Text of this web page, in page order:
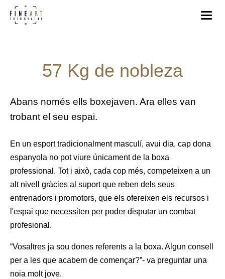
57 Kg de nobleza
Abans només ells boxejaven. Ara elles van
trobant el seu espai.
En un esport tradicionalment masculí, avui dia, cap dona
espanyola no pot viure únicament de la boxa
professional. Tot i això, cada cop més, competeixen a un
alt nivell gràcies al suport que reben dels seus
entrenadors i promotors, que els ofereixen els recursos i
l'espai que necessiten per poder disputar un combat
profesional.
“Vosaltres ja sou dones referents a la boxa. Algun consell
per a les que acabem de començar?”- va preguntar una
noia molt jove.